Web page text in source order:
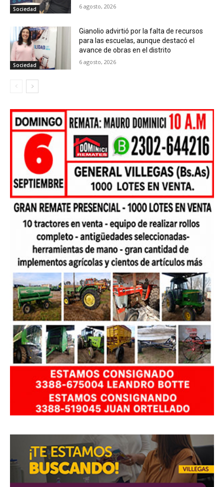
Sociedad 6 agosto, 2026
Sociedad
Gianolio advirtió por la falta de recursos
para las escuelas, aunque destacó el
avance de obras en el distrito
6 agosto, 2026